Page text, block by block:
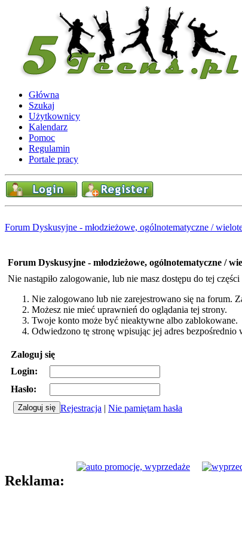
Główna
Szukaj
Użytkownicy
Kalendarz
Pomoc
Regulamin
Portale pracy
Forum Dyskusyjne - młodzieżowe, ogólnotematyczne /
Forum Dyskusyjne - młodzieżowe, ogólnotematyczne /
Nie nastąpiło zalogowanie, lub nie masz dostępu do tej
Nie zalogowano lub nie zarejestrowano się na forum.
Możesz nie mieć uprawnień do oglądania tej strony.
Twoje konto może być nieaktywne albo zablokowane.
Odwiedzono tę stronę wpisując jej adres
Zaloguj się
Login:
Hasło:
Rejestracja | Nie pamiętam hasła
Reklama: